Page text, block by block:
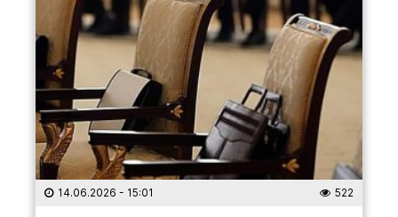
14.06.2026 - 15:01 522